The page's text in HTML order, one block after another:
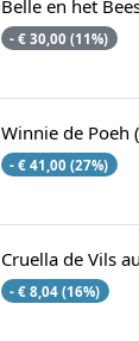
Belle en het
- € 30,00 (11%)
Winnie de Poeh
- € 41,00 (27%)
Cruella de Vils
- € 8,04 (16%)